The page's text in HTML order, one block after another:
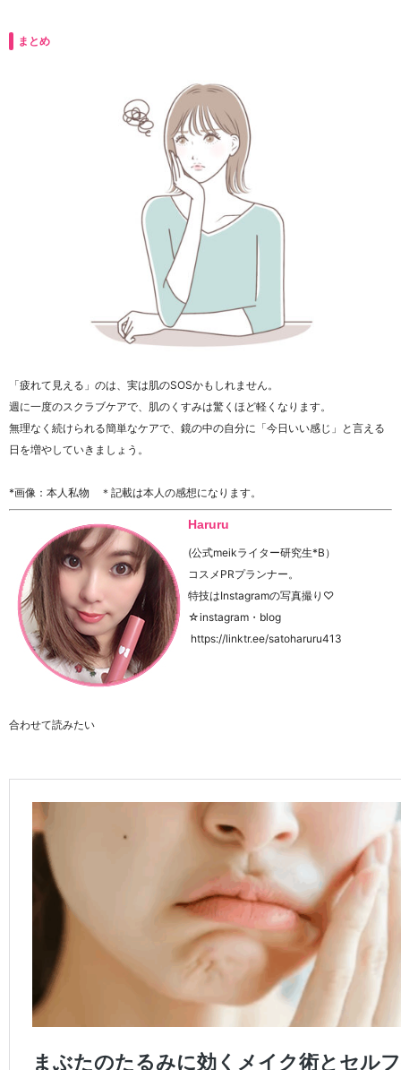
まとめ
「疲れて見える」のは、実は肌のSOSかもしれません。
週に一度のスクラブケアで、肌のくすみは驚くほど軽くなります。
無理なく続けられる簡単なケアで、鏡の中の自分に「今日いい感じ」と言える
日を増やしていきましょう。
*画像：本人私物 ＊記載は本人の感想になります。
Haruru
(公式meikライター研究生*B）
コスメPRプランナー。
特技はInstagramの写真撮り♡
☆instagram・blog
https://linktr.ee/satoharuru413
合わせて読みたい